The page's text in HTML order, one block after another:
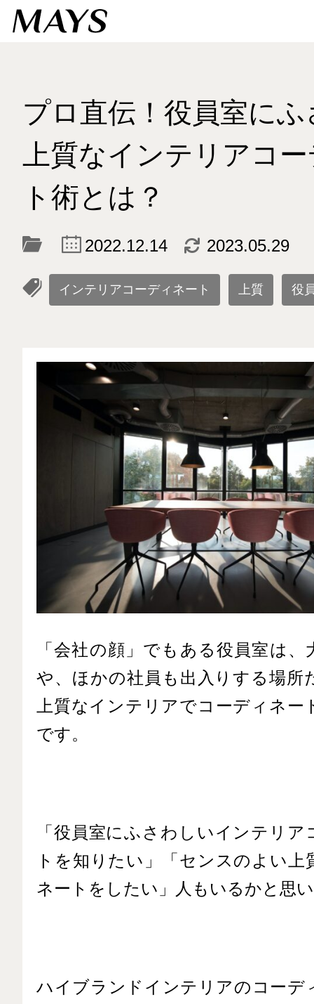
プロ直伝！役員室に
上質なインテリアコ
ト術とは？
c d 2022.12.14 2023.05.29
l インテリアコーディネート 上質 役
「会社の顔」でもある役員室は、
や、ほかの社員も出入りする場所
上質なインテリアでコーディネー
です。
「役員室にふさわしいインテリア
トを知りたい」「センスのよい上
ネートをしたい」人もいるかと思
ハイブランドインテリアのコーデ